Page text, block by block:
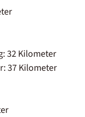
32 Kilometer
37 Kilometer